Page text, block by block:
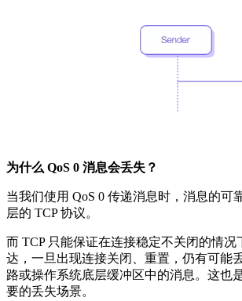
为什么 QoS 0 消息会丢失？
当我们使用 QoS 0 传递消息时，消息的可
层的 TCP 协议。
而 TCP 只能保证在连接稳定不关闭的情况
达，一旦出现连接关闭、重置，仍有可能
路或操作系统底层缓冲区中的消息。这也
要的丢失场景。